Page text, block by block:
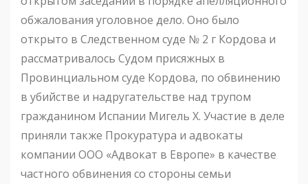
обжалования уголовное дело. Оно было
открыто в Следственном суде № 2 г Кордова и
рассматривалось Судом присяжных в
Провинциальном суде Кордова, по обвинению
в убийстве и надругательстве над трупом
гражданином Испании Мигель Х. Участие в деле
приняли также Прокуратура и адвокаты
компании ООО «Адвокат в Европе» в качестве
частного обвинения со стороны семьи